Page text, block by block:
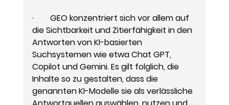
·        GEO konzentriert sich vor allem auf
die Sichtbarkeit und Zitierfähigkeit in den
Antworten von KI-basierten
Suchsystemen wie etwa Chat GPT,
Copilot und Gemini. Es gilt folglich, die
Inhalte so zu gestalten, dass die
genannten KI-Modelle sie als verlässliche